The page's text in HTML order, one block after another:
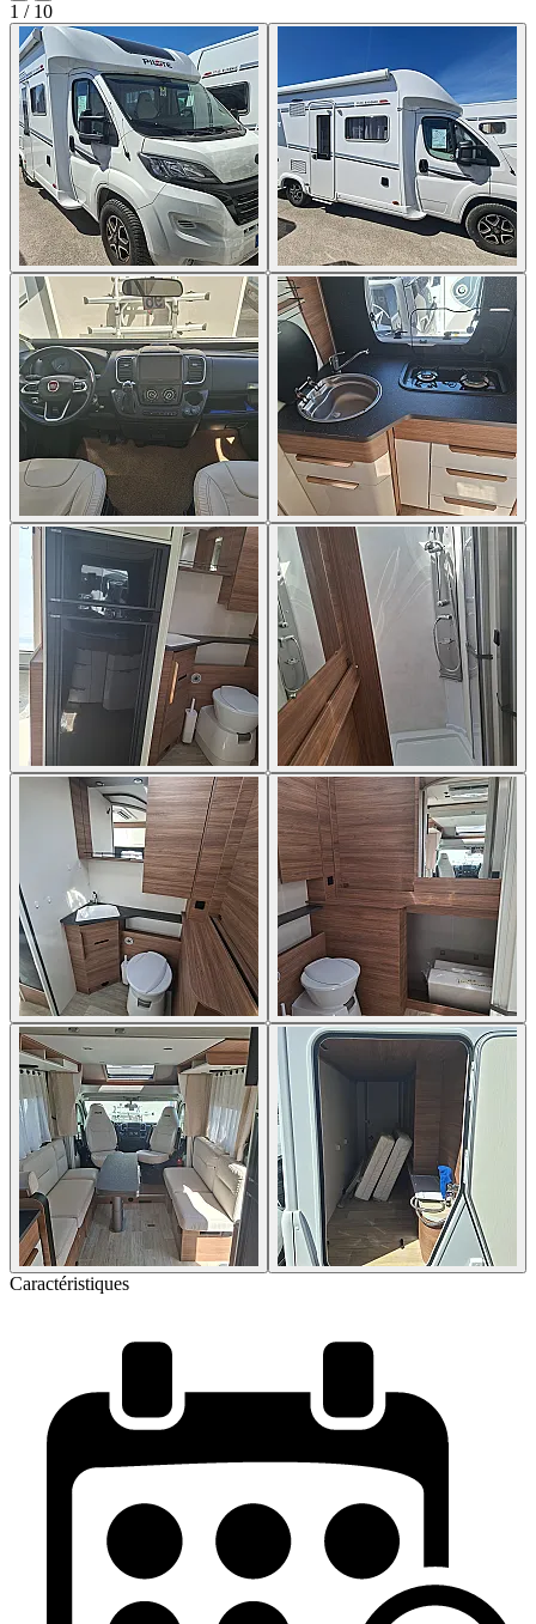
1 / 10
Caractéristiques